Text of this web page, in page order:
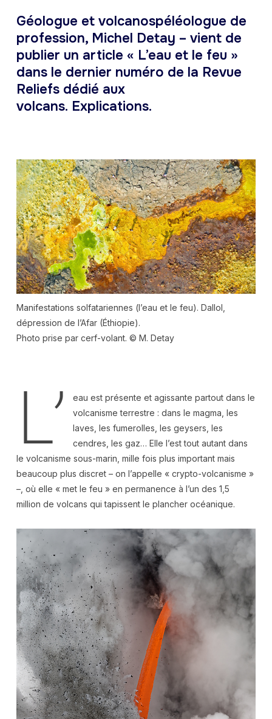
Géologue et volcanospéléologue de
profession, Michel Detay – vient de
publier un article « L’eau et le feu »
dans le dernier numéro de la Revue
Reliefs dédié aux
volcans. Explications.
Manifestations solfatariennes (l’eau et le feu). Dallol,
dépression de l’Afar (Éthiopie).
Photo prise par cerf-volant. © M. Detay
L’
eau est présente et agissante partout dans le
volcanisme terrestre : dans le magma, les
laves, les fumerolles, les geysers, les
cendres, les gaz… Elle l’est tout autant dans
le volcanisme sous-marin, mille fois plus important mais
beaucoup plus discret – on l’appelle « crypto-volcanisme »
–, où elle « met le feu » en permanence à l’un des 1,5
million de volcans qui tapissent le plancher océanique.